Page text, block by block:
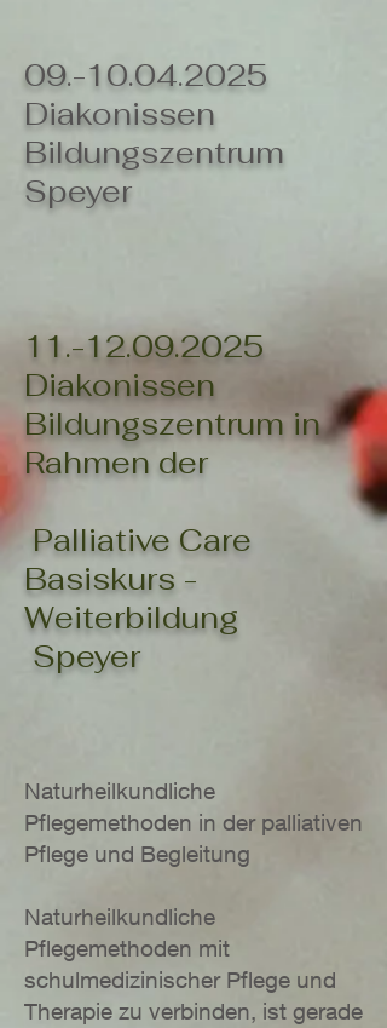
09.-10.04.2025
Diakonissen
Bildungszentrum
Speyer
11.-12.09.2025
Diakonissen
Bildungszentrum in
Rahmen der
Palliative Care
Basiskurs -
Weiterbildung
Speyer
Naturheilkundliche
Pflegemethoden in der palliativen
Pflege und Begleitung
Naturheilkundliche
Pflegemethoden mit
schulmedizinischer Pflege und
Therapie zu verbinden, ist gerade